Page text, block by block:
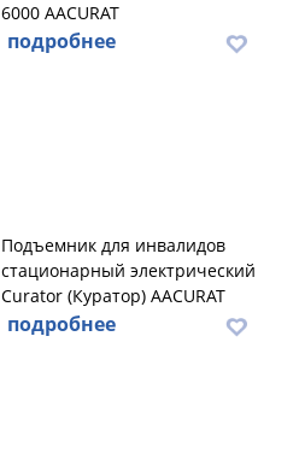
6000 AACURAT
подробнее
Подъемник для инвалидов
стационарный электрический
Curator (Куратор) AACURAT
подробнее